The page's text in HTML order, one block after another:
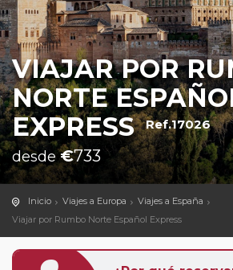
VIAJAR POR
NORTE
EXPRESS Ref.17026
desde€733
Inicio Viajes a Europa
Viajes a España
Viajar por Rumbo Norte Español Express